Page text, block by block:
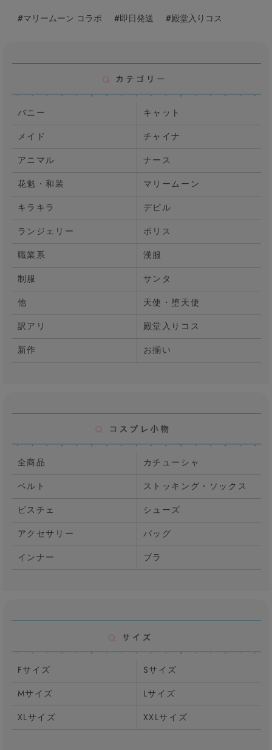
#マリームーン コラボ #即日発送 #殿堂入りコス
バニー
キャット
メイド
チャイナ
アニマル
ナース
花魁・和装
マリームーン
キラキラ
デビル
ランジェリー
ポリス
職業系
漢服
制服
サンタ
他
天使・堕天使
訳アリ
殿堂入りコス
新作
お揃い
全商品
カチューシャ
ベルト
ストッキング・ソックス
ビスチェ
シューズ
アクセサリー
バッグ
インナー
ブラ
Fサイズ
Sサイズ
Mサイズ
Lサイズ
XLサイズ
XXLサイズ